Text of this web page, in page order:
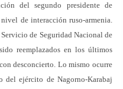
del segundo presidente de
de interacción ruso-armenia.
de Seguridad Nacional de
reemplazados en los últimos
desconcierto. Lo mismo ocurre
del ejército de Nagorno-Karabaj